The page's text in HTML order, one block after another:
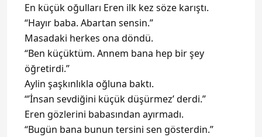
En küçük oğulları Eren ilk kez söze karıştı.
“Hayır baba. Abartan sensin.”
Masadaki herkes ona döndü.
“Ben küçüktüm. Annem bana hep bir şey
öğretirdi.”
Aylin şaşkınlıkla oğluna baktı.
“’İnsan sevdiğini küçük düşürmez’ derdi.”
Eren gözlerini babasından ayırmadı.
“Bugün bana bunun tersini sen gösterdin.”